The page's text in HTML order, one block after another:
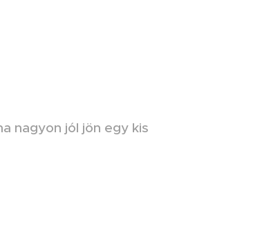
nagyon jól jön egy kis